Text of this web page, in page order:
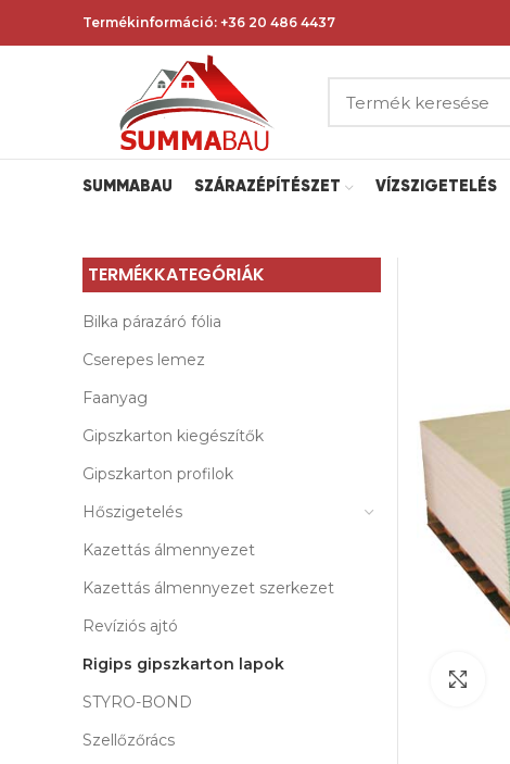
Termékinformáció: +36 20 486 4437
SUMMABAU SZÁRAZÉPÍTÉSZET VÍZSZIGETELÉS
TERMÉKKATEGÓRIÁK
Bilka párazáró fólia
Cserepes lemez
Faanyag
Gipszkarton kiegészítők
Gipszkarton profilok
Hőszigetelés
Kazettás álmennyezet
Kazettás álmennyezet szerkezet
Revíziós ajtó
Rigips gipszkarton lapok
STYRO-BOND
Szellőzőrács